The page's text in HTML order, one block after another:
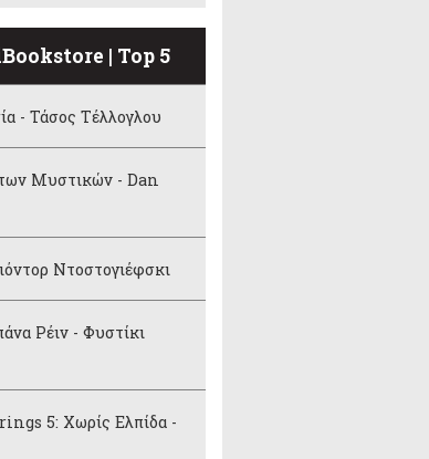
| Top 5
- Τάσος Τέλλογλου
Μυστικών - Dan
Ντοστογιέφσκι
Ρέιν - Φυστίκι
5: Χωρίς Ελπίδα -